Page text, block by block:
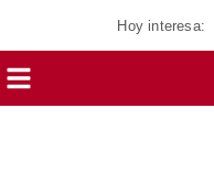
Hoy interesa: